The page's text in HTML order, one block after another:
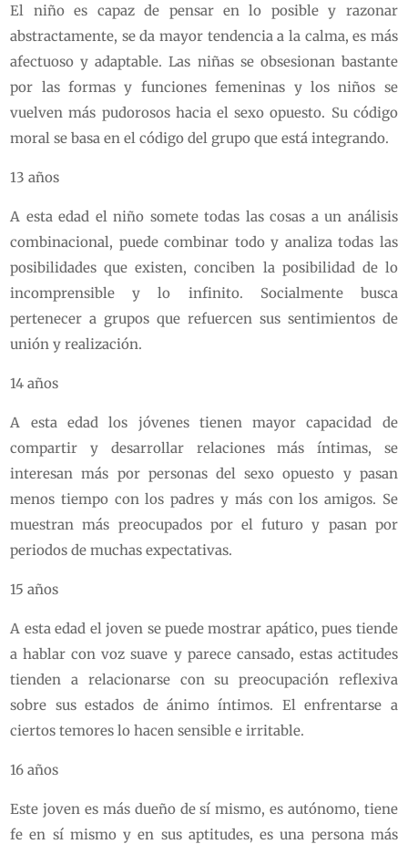
El niño es capaz de pensar en lo posible y razonar
abstractamente, se da mayor tendencia a la calma, es más
afectuoso y adaptable. Las niñas se obsesionan bastante
por las formas y funciones femeninas y los niños se
vuelven más pudorosos hacia el sexo opuesto. Su código
moral se basa en el código del grupo que está integrando.
13 años
A esta edad el niño somete todas las cosas a un análisis
combinacional, puede combinar todo y analiza todas las
posibilidades que existen, conciben la posibilidad de lo
incomprensible y lo infinito. Socialmente busca
pertenecer a grupos que refuercen sus sentimientos de
unión y realización.
14 años
A esta edad los jóvenes tienen mayor capacidad de
compartir y desarrollar relaciones más íntimas, se
interesan más por personas del sexo opuesto y pasan
menos tiempo con los padres y más con los amigos. Se
muestran más preocupados por el futuro y pasan por
periodos de muchas expectativas.
15 años
A esta edad el joven se puede mostrar apático, pues tiende
a hablar con voz suave y parece cansado, estas actitudes
tienden a relacionarse con su preocupación reflexiva
sobre sus estados de ánimo íntimos. El enfrentarse a
ciertos temores lo hacen sensible e irritable.
16 años
Este joven es más dueño de sí mismo, es autónomo, tiene
fe en sí mismo y en sus aptitudes, es una persona más